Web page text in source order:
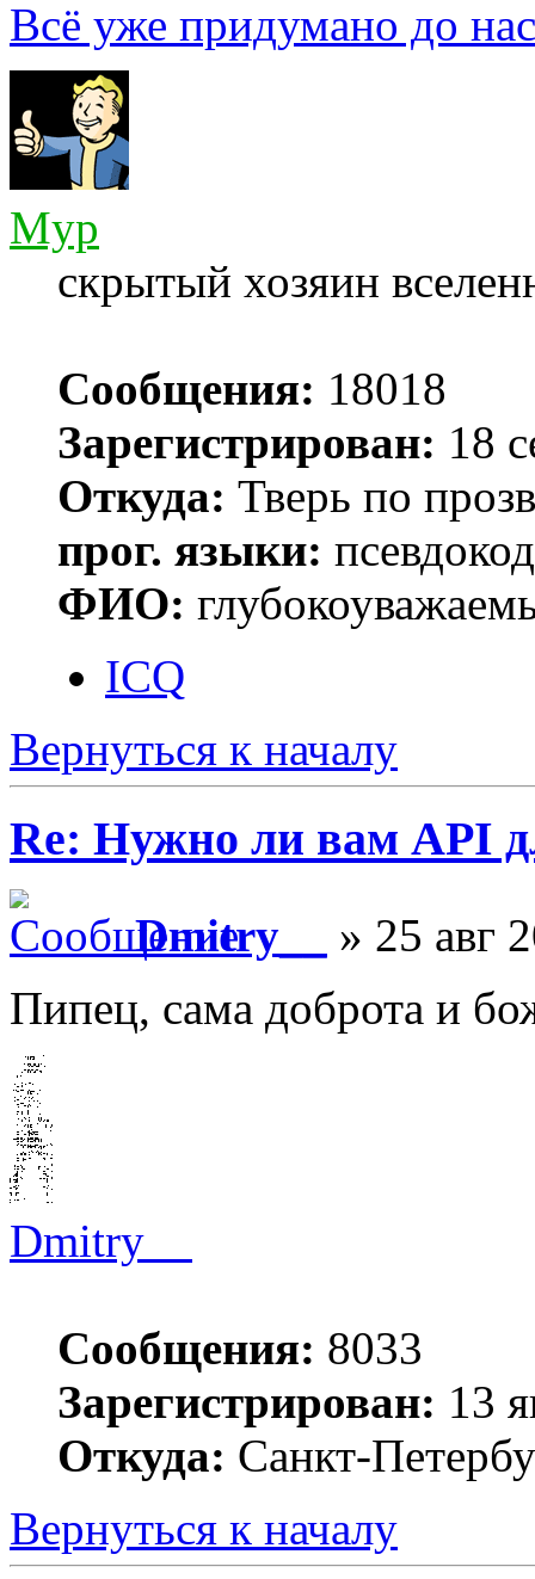
Всё уже придумано до
Myp
скрытый хозяин
Сообщения: 18018
Зарегистрирован: 18
Откуда: Тверь по
прог. языки:
ФИО:
ICQ
Вернуться к началу
Re: Нужно ли вам API
Dmitry__
» 25 авг
Пипец, сама доброта и
Dmitry__
Сообщения: 8033
Зарегистрирован: 13
Откуда: Санкт-
Вернуться к началу